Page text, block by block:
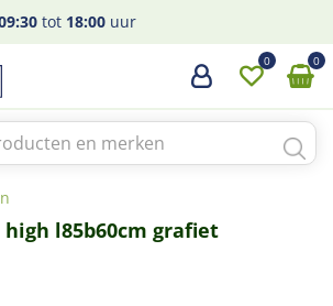
tot 18:00 uur
l85b60cm grafiet